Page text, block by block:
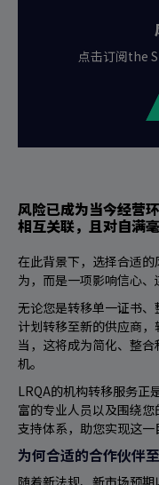
点击订阅the
风险已成为当今经营
相互关联，且对自满毫
在此背景下，选择合适
为，而是一项影响信心、
无论您是转移单一证书
计划转移至新的供应商
当，这将成为简化、整
机。
LRQA的机构转移服务正
富的专业人员以及围绕
支持体系，助您实现这一
为何合适的合作伙伴
随着新法规、新市场预